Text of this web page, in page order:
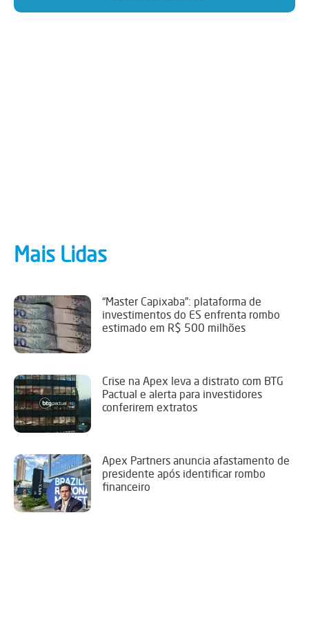
Mais Lidas
“Master Capixaba”: plataforma de
investimentos do ES enfrenta rombo
estimado em R$ 500 milhões
Crise na Apex leva a distrato com BTG
Pactual e alerta para investidores
conferirem extratos
Apex Partners anuncia afastamento de
presidente após identificar rombo
financeiro